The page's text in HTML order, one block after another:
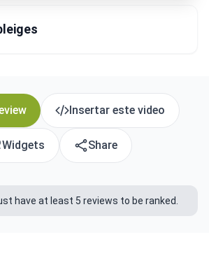
Insertar este video
Widgets Share
have at least 5 reviews to be ranked.